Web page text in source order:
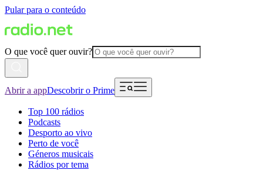
Pular para o conteúdo
O que você quer ouvir?
Abrir a appDescobrir o Prime
Top 100 rádios
Podcasts
Desporto ao vivo
Perto de você
Géneros musicais
Rádios por tema